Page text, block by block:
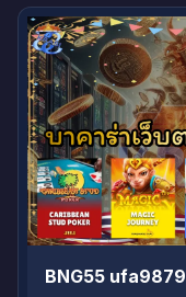
BNG55 ufa9879